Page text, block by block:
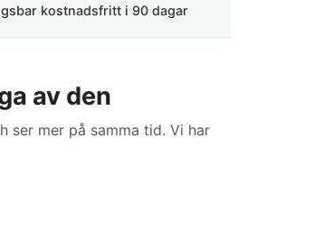
kostnadsfritt i 90 dagar
av den
ser mer på samma tid. Vi har